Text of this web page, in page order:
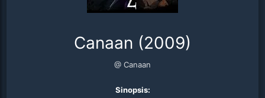
Canaan (2009)
@ Canaan
Sinopsis: